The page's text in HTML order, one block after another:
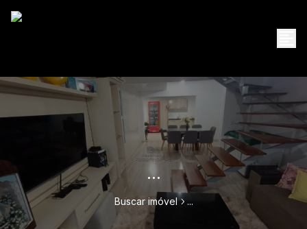
...
Buscar imóvel ...